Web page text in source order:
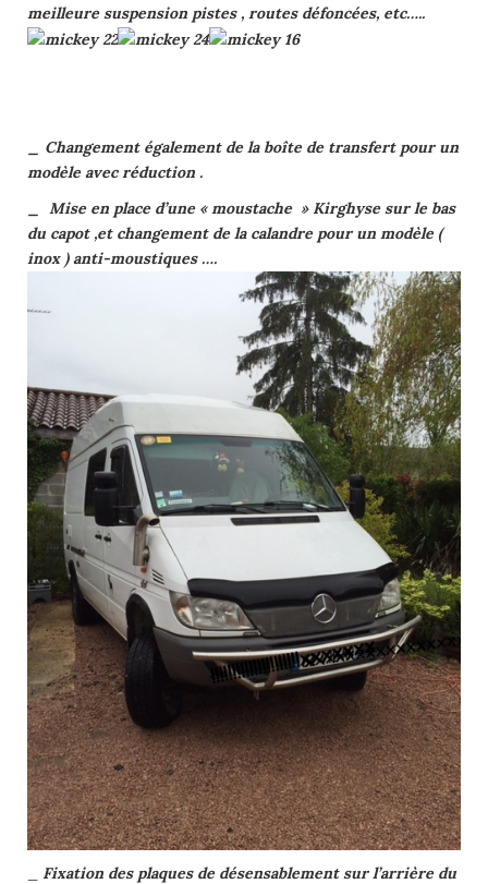
meilleure suspension pistes , routes défoncées, etc…..
_ Changement également de la boîte de transfert pour un
modèle avec réduction .
_ Mise en place d’une « moustache » Kirghyse sur le bas
du capot ,et changement de la calandre pour un modèle (
inox ) anti-moustiques ….
Fixation des plaques de désensablement sur l’arrière du